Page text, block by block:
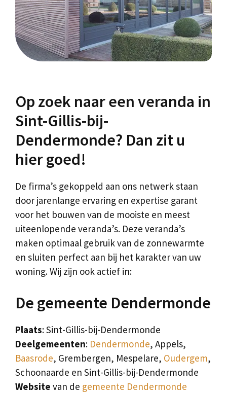
Op zoek naar een veranda in
Sint-Gillis-bij-
Dendermonde? Dan zit u
hier goed!
De firma’s gekoppeld aan ons netwerk staan
door jarenlange ervaring en expertise garant
voor het bouwen van de mooiste en meest
uiteenlopende veranda’s. Deze veranda’s
maken optimaal gebruik van de zonnewarmte
en sluiten perfect aan bij het karakter van uw
woning. Wij zijn ook actief in:
De gemeente Dendermonde
Plaats: Sint-Gillis-bij-Dendermonde
Deelgemeenten: Dendermonde, Appels,
Baasrode, Grembergen, Mespelare, Oudergem,
Schoonaarde en Sint-Gillis-bij-Dendermonde
Website van de gemeente Dendermonde